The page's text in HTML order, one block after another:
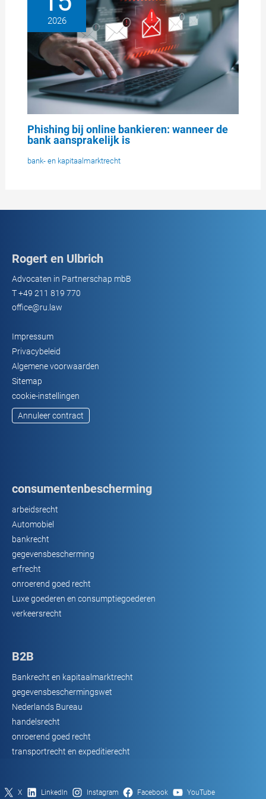
2026
Phishing bij online bankieren: wanneer de
bank aansprakelijk is
bank- en kapitaalmarktrecht
Rogert en Ulbrich
Advocaten in Partnerschap mbB
T+49 211 819 770
office@ru.law
Impressum
Privacybeleid
Algemene voorwaarden
Sitemap
cookie-instellingen
Annuleer contract
consumentenbescherming
arbeidsrecht
Automobiel
bankrecht
gegevensbescherming
erfrecht
onroerend goed recht
Luxe goederen en consumptiegoederen
verkeersrecht
B2B
Bankrecht en kapitaalmarktrecht
gegevensbeschermingswet
Nederlands Bureau
handelsrecht
onroerend goed recht
transportrecht en expeditierecht
X LinkedIn Instagram Facebook YouTube